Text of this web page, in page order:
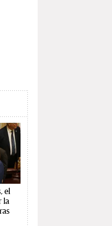
el
la